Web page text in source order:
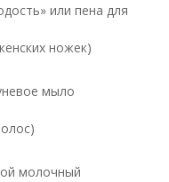
или пена для
ножек)
мыло
молочный